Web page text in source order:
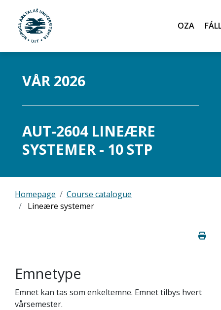
Oza
VÅR 2026
AUT-2604 LINEÆRE
SYSTEMER - 10 STP
Homepage
Course catalogue
Lineære systemer
Emnetype
Emnet kan tas som enkeltemne. Emnet tilbys hvert
vårsemester.